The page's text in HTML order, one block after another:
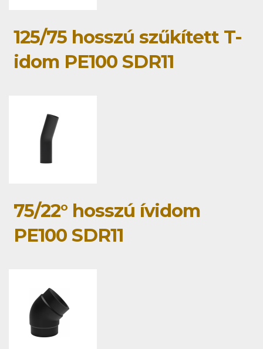
125/75 hosszú szűkített T-
idom PE100 SDR11
75/22° hosszú ívidom
PE100 SDR11